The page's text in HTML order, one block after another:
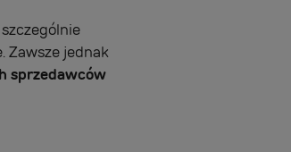
Zawsze jednak
sprzedawców